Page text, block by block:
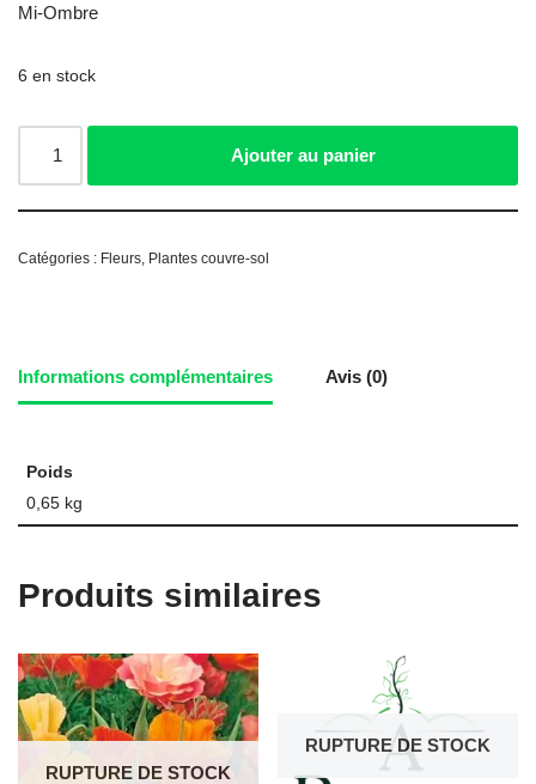
Mi-Ombre
6 en stock
Ajouter au panier
Catégories : Fleurs, Plantes couvre-sol
Informations complémentaires Avis (0)
Poids
0,65 kg
Produits similaires
RUPTURE DE STOCK
RUPTURE DE STOCK